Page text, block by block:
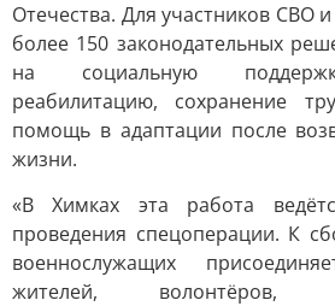
Отечества. Для участников СВО
более 150 законодательных
на социальную
реабилитацию, сохранение
помощь в адаптации после
жизни.
«В Химках эта работа
проведения спецоперации. К
военнослужащих
жителей, волонтёров,